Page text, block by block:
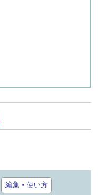
編集・使い方